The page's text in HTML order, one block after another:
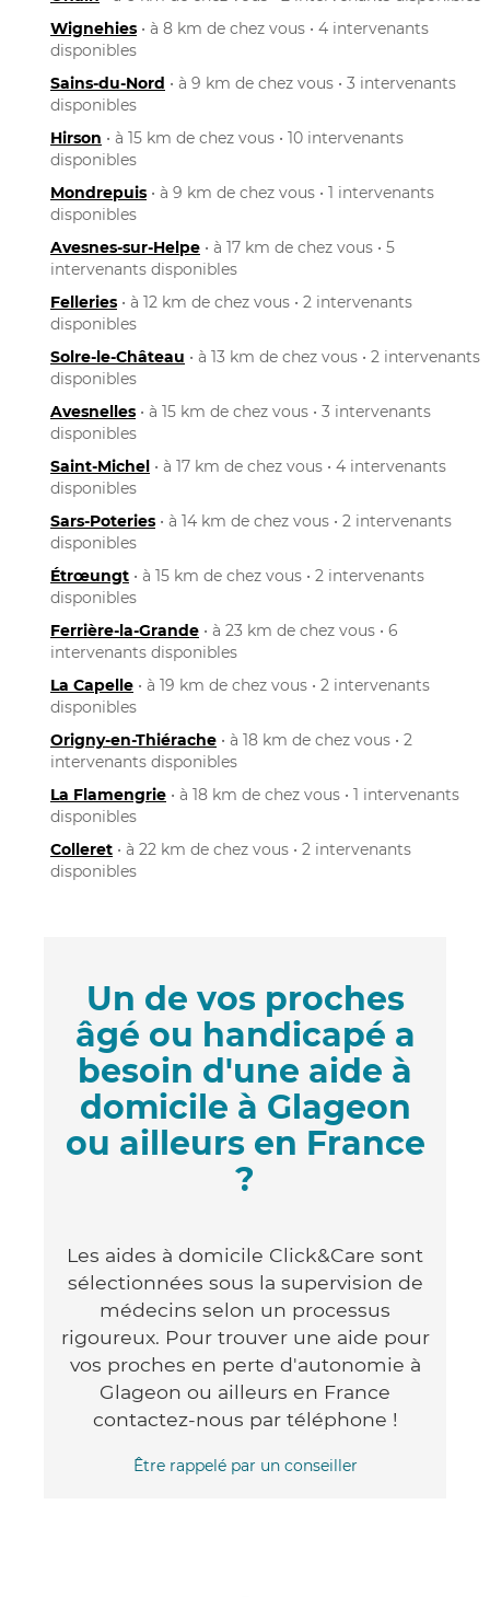
Wignehies • à 8 km de chez vous • 4 intervenants
disponibles
Sains-du-Nord • à 9 km de chez vous • 3 intervenants
disponibles
Hirson • à 15 km de chez vous • 10 intervenants
disponibles
Mondrepuis • à 9 km de chez vous • 1 intervenants
disponibles
Avesnes-sur-Helpe • à 17 km de chez vous • 5
intervenants disponibles
Felleries • à 12 km de chez vous • 2 intervenants
disponibles
Solre-le-Château • à 13 km de chez vous • 2 intervenants
disponibles
Avesnelles • à 15 km de chez vous • 3 intervenants
disponibles
Saint-Michel • à 17 km de chez vous • 4 intervenants
disponibles
Sars-Poteries • à 14 km de chez vous • 2 intervenants
disponibles
Étrœungt • à 15 km de chez vous • 2 intervenants
disponibles
Ferrière-la-Grande • à 23 km de chez vous • 6
intervenants disponibles
La Capelle • à 19 km de chez vous • 2 intervenants
disponibles
Origny-en-Thiérache • à 18 km de chez vous • 2
intervenants disponibles
La Flamengrie • à 18 km de chez vous • 1 intervenants
disponibles
Colleret • à 22 km de chez vous • 2 intervenants
disponibles
Un de vos proches
âgé ou handicapé a
besoin d'une aide à
domicile à Glageon
ou ailleurs en France
?
Les aides à domicile Click&Care sont
sélectionnées sous la supervision de
médecins selon un processus
rigoureux. Pour trouver une aide pour
vos proches en perte d'autonomie à
Glageon ou ailleurs en France
contactez-nous par téléphone !
Être rappelé par un conseiller